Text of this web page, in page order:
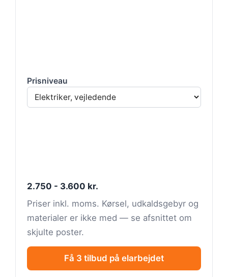
Prisniveau
2.750 - 3.600 kr.
Priser inkl. moms. Kørsel, udkaldsgebyr og
materialer er ikke med — se afsnittet om
skjulte poster.
Få 3 tilbud på elarbejdet